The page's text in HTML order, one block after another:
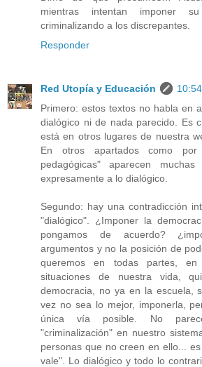
mientras intentan imponer su
criminalizando a los discrepantes.
Responder
Red Utopía y Educación
Primero: estos textos no habla en
dialógico ni de nada parecido. Es
está en otros lugares de nuestra
En otros apartados como por
pedagógicas" aparecen
expresamente a lo dialógico.
Segundo: hay una contradicción
"dialógico". ¿Imponer la
pongamos de acuerdo?
argumentos y no la posición de
queremos en todas partes,
situaciones de nuestra vida,
democracia, no ya en la escuela,
vez no sea lo mejor, imponerla,
única vía posible. No
"criminalización" en nuestro
personas que no creen en ello...
vale". Lo dialógico y todo lo